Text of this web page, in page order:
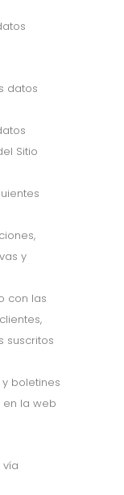
datos
Sitio
y
con las
suscritos
boletines
la web